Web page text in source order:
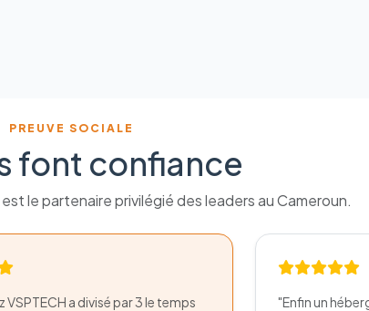
PREUVE SOCIALE
font confiance
le partenaire privilégié des leaders au Cameroun.
VSPTECH a divisé par 3 le temps
"Enfin un